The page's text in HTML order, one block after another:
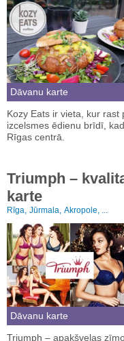
Dāvanu karte
Kozy Eats ir vieta, kur
izcelsmes ēdienu brīdī,
Rīgas centrā.
Triumph –
karte
Rīga, Jūrmala, Akropole, ...
Dāvanu karte
Triumph – apakšveļas